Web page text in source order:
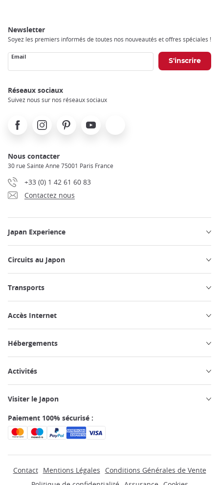
Newsletter
Soyez les premiers informés de toutes nos nouveautés et offres spéciales !
Email
Réseaux sociaux
Suivez nous sur nos réseaux sociaux
FacebookInstagramPinterest Youtube
Nous contacter
30 rue Sainte Anne 75001 Paris France
+33 (0) 1 42 61 60 83
Contactez nous
Japan Experience
Circuits au Japon
Transports
Accès Internet
Hébergements
Activités
Visiter le Japon
Paiement 100% sécurisé :
Contact Mentions Légales
Conditions Générales de Vente